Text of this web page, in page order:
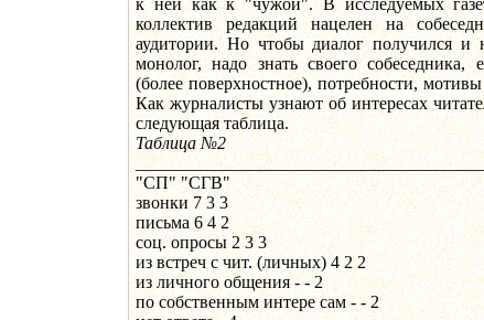
к ней как к "чужой". В исследуемых
коллектив редакций нацелен на
аудитории. Но чтобы диалог получился и
монолог, надо знать своего собеседника,
(более поверхностное), потребности,
Как журналисты узнают об интересах
следующая таблица.
Таблица №2
"СП" "СГВ"
звонки 7 3 3
письма 6 4 2
соц. опросы 2 3 3
из встреч с чит. (личных) 4 2 2
из личного общения - - 2
по собственным интере сам - - 2